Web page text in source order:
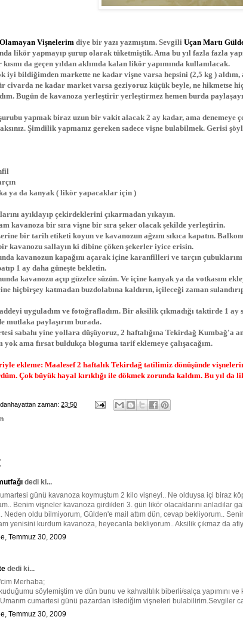
Vişnelerim diye bir yazı yazmıştım. Sevgili Uçan Martı
likör yapmayıp şurup olarak tüketmiştik. Ama bu yıl fazla fazla
da geçen yıldan aklımda kalan likör yapımında kullanılacak.
iyi bildiğimden markette ne kadar vişne varsa hepsini (2,5 kg )
civarda ne kadar market varsa geziyoruz küçük beyle, ne hikmetse
Bugün de kavanoza yerleştirir yerleştirmez hemen burda
yapmak biraz uzun bir vakit alacak 2 ay kadar, ama denemeye
Şimdilik yapmanız gereken sadece vişne bulabilmek. Gerisi
ya da kanyak ( likör yapacaklar için )
ayıklayıp çekirdeklerini çıkarmadan yıkayın.
kavanoza bir sıra vişne bir sıra şeker olacak şekilde yerleştirin.
bir tarih etiketi koyun ve kavanozun ağzını sıkıca kapatın.
kavanozu sallayın ki dibine çöken şekerler iyice erisin.
kavanozun kapağını açarak içine karanfilleri ve tarçın
1 ay daha güneşte bekletin.
kavanozu açıp güzelce süzün. Ve içine kanyak ya da votkasını
hiçbirşey katmadan buzdolabına kaldırın, içileceği zaman
uyguladım ve fotoğrafladım. Bir aksilik çıkmadığı taktirde 1 ay
mutlaka paylaşırım burada.
sabahı yine yollara düşüyoruz, 2 haftalığına Tekirdağ Kumbağ'a
ama fırsat buldukça bloguma tarif eklemeye çalışacağım.
ekleme: Maalesef 2 haftalık Tekirdağ tatilimiz dönüşünde
Çok büyük hayal kırıklığı ile dökmek zorunda kaldım. Bu yıl da
zaman: 23:50
dedi ki...
günü kavanoza koymuştum 2 kilo vişneyi.. Ne olduysa içi biraz
Benim vişneler kavanoza girdikleri 3. gün likör olacaklarını anladılar
Neden oldu bilmiyorum, Gülden'e mail attım dün, cevap bekliyorum..
yenisini kurdum kavanoza, heyecanla bekliyorum.. Aksilik çıkmaz da
Temmuz 30, 2009
dedi ki...
Merhaba;
söylemiştim ve dün bunu ve kahvaltılık biberli/salça yapımını
cumartesi günü pazardan istediğim vişneleri bulabilirim.Sevgiler
Temmuz 30, 2009